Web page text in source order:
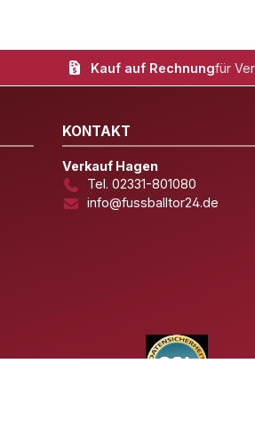
Kauf auf Rechnungfür
KONTAKT
Verkauf Hagen
Tel. 02331-801080
info@fussballtor24.de